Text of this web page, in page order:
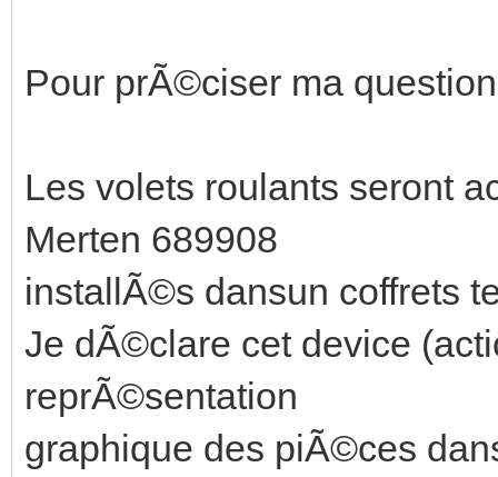
Pour prÃ©ciser ma
Les volets roulants seront
Merten 689908
installÃ©s dansun coffrets
Je dÃ©clare cet device
reprÃ©sentation
graphique des piÃ©ces